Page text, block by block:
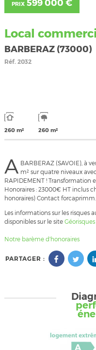
PRIX599 000 €
Local
BARBERAZ (73000)
Réf.2032
260 m² 260 m²
A BARBERAZ (SAVOIE), à
m² sur quatre niveaux
RAPIDEMENT !
Honoraires : 23000€ HT inclus
honoraires) Contact
Les informations sur les risques
disponibles sur le site Géorisques
Notre barème d'honoraires
PARTAGER :